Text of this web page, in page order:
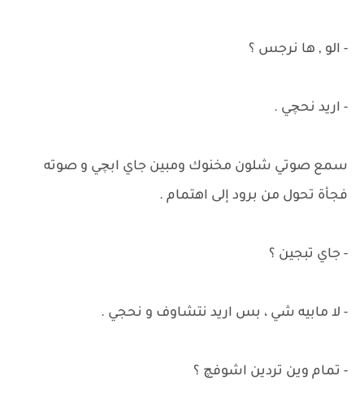
- الو , ها نرجس ؟
- اريد نحچي .
سمع صوتي شلون مخنوك ومبين جاي ابچي و صوته
فجأة تحول من برود إلى اهتمام .
- جاي تبجين ؟
- لا مابيه شي ، بس اريد نتشاوف و نحجي .
- تمام وين تردين اشوفچ ؟